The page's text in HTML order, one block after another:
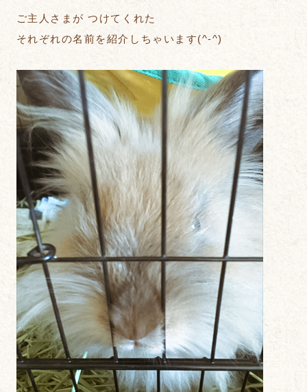
ご主人さまが つけてくれた
それぞれの名前を紹介しちゃいます(^-^)